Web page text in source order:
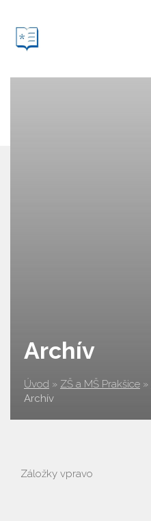
Archív
Úvod » ZŠ a MŠ Prakšice »
Archív
Záložky vpravo